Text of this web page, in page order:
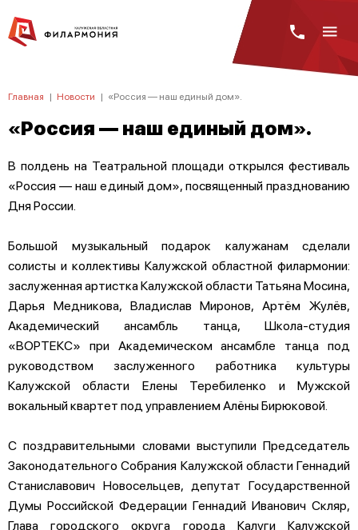
Главная | Новости | «Россия — наш единый дом».
«Россия — наш единый дом».
В полдень на Театральной площади открылся фестиваль
«Россия — наш единый дом», посвященный празднованию
Дня России.
Большой музыкальный подарок калужанам сделали
солисты и коллективы Калужской областной филармонии:
заслуженная артистка Калужской области Татьяна Мосина,
Дарья Медникова, Владислав Миронов, Артём Жулёв,
Академический ансамбль танца, Школа-студия
«ВОРТЕКС» при Академическом ансамбле танца под
руководством заслуженного работника культуры
Калужской области Елены Теребиленко и Мужской
вокальный квартет под управлением Алёны Бирюковой.
С поздравительными словами выступили Председатель
Законодательного Собрания Калужской области Геннадий
Станиславович Новосельцев, депутат Государственной
Думы Российской Федерации Геннадий Иванович Скляр,
Глава городского округа города Калуги Калужской